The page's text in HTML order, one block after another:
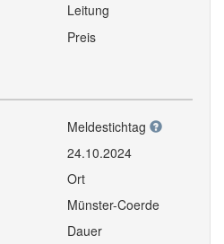
Leitung
Preis
Meldestichtag
24.10.2024
Ort
Münster-Coerde
Dauer